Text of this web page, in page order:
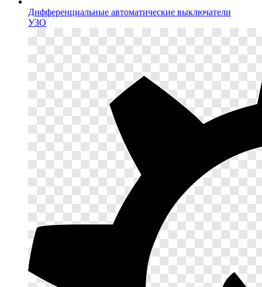
Дифференциальные автоматические выключатели
УЗО